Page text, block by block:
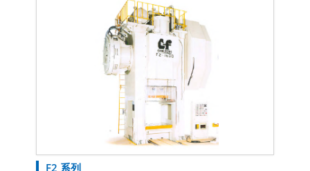
F2 系列